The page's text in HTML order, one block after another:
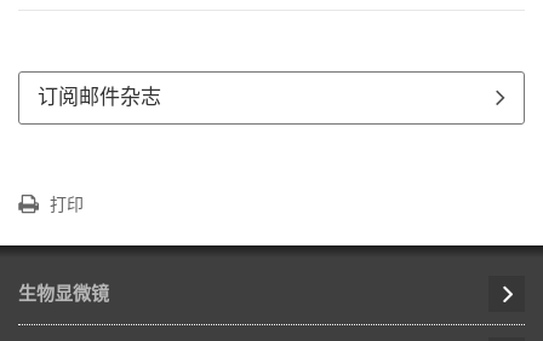
订阅邮件杂志
打印
生物显微镜